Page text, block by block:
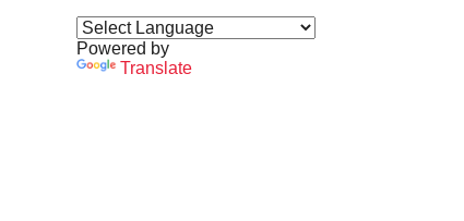
Powered by
Translate